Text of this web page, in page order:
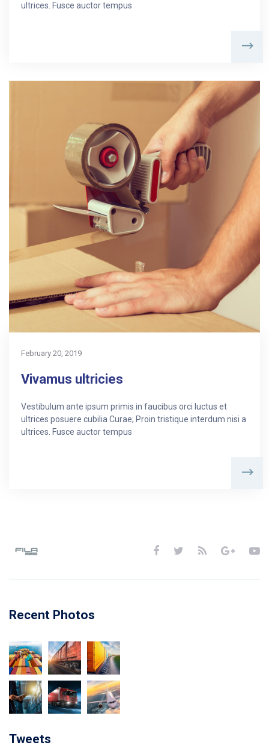
ultrices. Fusce auctor tempus
February 20, 2019
Vivamus ultricies
Vestibulum ante ipsum primis in faucibus orci luctus et
ultrices posuere cubilia Curae; Proin tristique interdum nisi a
ultrices. Fusce auctor tempus
Recent Photos
Tweets